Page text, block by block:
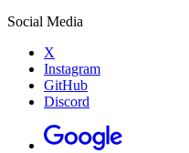
Social Media
X
Instagram
GitHub
Discord